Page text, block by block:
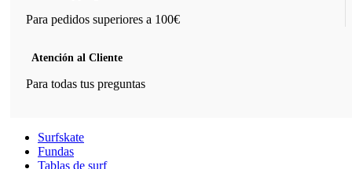
Para pedidos superiores a 100€
Atención al Cliente
Para todas tus preguntas
Surfskate
Fundas
Tablas de surf